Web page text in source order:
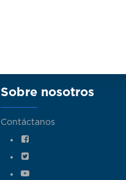
Sobre nosotros
Contáctanos